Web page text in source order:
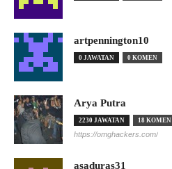
artpennington10
0 JAWATAN 0 KOMEN
Arya Putra
2230 JAWATAN 18 KOMEN
https://omghackers.com/
asaduras31